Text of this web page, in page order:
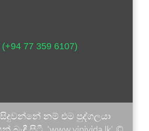
77 359 6107)
නම් එම පුද්ගලයා